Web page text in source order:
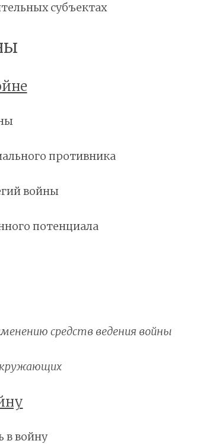
субъектах
противника
войны
потенциала
средств ведения войны
в войну